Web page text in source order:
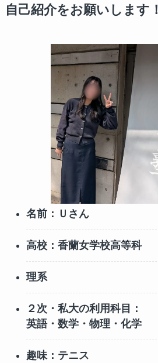
自己紹介をお願いします！
名前：Ｕさん
高校：香蘭女学校高等科
理系
２次・私大の利用科目：
英語・数学・物理・化学
趣味：テニス